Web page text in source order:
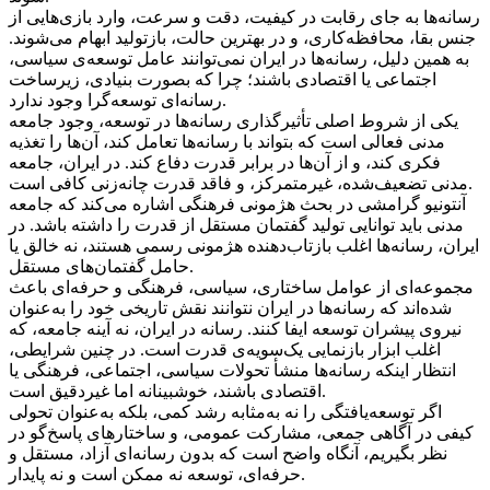
رسانه‌ها به جای رقابت در کیفیت، دقت و سرعت، وارد بازی‌هایی از
جنس بقا، محافظه‌کاری، و در بهترین حالت، بازتولید ابهام می‌شوند.
به همین دلیل، رسانه‌ها در ایران نمی‌توانند عامل توسعه‌ی سیاسی،
اجتماعی یا اقتصادی باشند؛ چرا که بصورت بنیادی، زیرساخت
رسانه‌ای توسعه‌گرا وجود ندارد.
یکی از شروط اصلی تأثیرگذاری رسانه‌ها در توسعه، وجود جامعه
مدنی فعالی است که بتواند با رسانه‌ها تعامل کند، آن‌ها را تغذیه
فکری کند، و از آن‌ها در برابر قدرت دفاع کند. در ایران، جامعه
مدنی تضعیف‌شده، غیرمتمرکز، و فاقد قدرت چانه‌زنی کافی است.
آنتونیو گرامشی در بحث هژمونی فرهنگی اشاره می‌کند که جامعه
مدنی باید توانایی تولید گفتمان مستقل از قدرت را داشته باشد. در
ایران، رسانه‌ها اغلب بازتاب‌دهنده هژمونی رسمی هستند، نه خالق یا
حامل گفتمان‌های مستقل.
مجموعه‌ای از عوامل ساختاری، سیاسی، فرهنگی و حرفه‌ای باعث
شده‌اند که رسانه‌ها در ایران نتوانند نقش تاریخی خود را به‌عنوان
نیروی پیشران توسعه ایفا کنند. رسانه در ایران، نه آینه جامعه، که
اغلب ابزار بازنمایی یک‌سویه‌ی قدرت است. در چنین شرایطی،
انتظار اینکه رسانه‌ها منشأ تحولات سیاسی، اجتماعی، فرهنگی یا
اقتصادی باشند، خوشبینانه اما غیردقیق است.
اگر توسعه‌یافتگی را نه به‌مثابه رشد کمی، بلکه به‌عنوان تحولی
کیفی در آگاهی جمعی، مشارکت عمومی، و ساختارهای پاسخ‌گو در
نظر بگیریم، آنگاه واضح است که بدون رسانه‌ای آزاد، مستقل و
حرفه‌ای، توسعه نه ممکن است و نه پایدار.